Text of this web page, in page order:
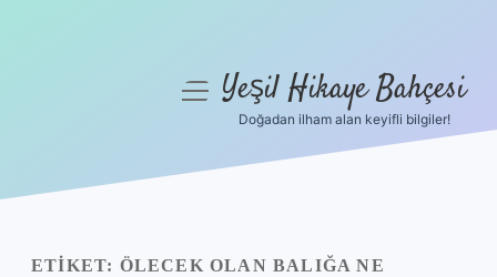
Yasal Uyarı
menüyüYeşil Hikaye Bahçesi
Doğadan ilham alan keyifli bilgiler!
ETIKET: ÖLECEK OLAN BALIĞA NE